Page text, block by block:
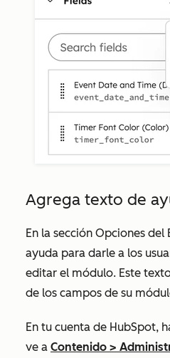
Agrega texto de
En la sección Opciones del
ayuda para darle a los
editar el módulo. Este
de los campos de su
En tu cuenta de HubSpot,
ve a Contenido >